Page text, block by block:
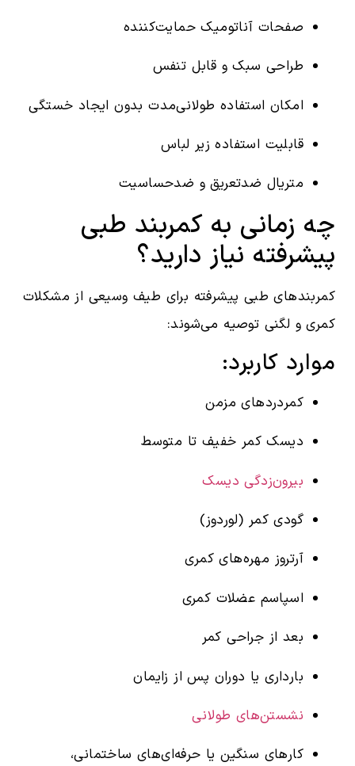
صفحات آناتومیک حمایت‌کننده
طراحی سبک و قابل تنفس
امکان استفاده طولانی‌مدت بدون ایجاد خستگی
قابلیت استفاده زیر لباس
متریال ضدتعریق و ضدحساسیت
چه زمانی به کمربند طبی
پیشرفته نیاز دارید؟
کمربندهای طبی پیشرفته برای طیف وسیعی از مشکلات
کمری و لگنی توصیه می‌شوند:
موارد کاربرد:
کمردردهای مزمن
دیسک کمر خفیف تا متوسط
بیرون‌زدگی دیسک
گودی کمر (لوردوز)
آرتروز مهره‌های کمری
اسپاسم عضلات کمری
بعد از جراحی کمر
بارداری یا دوران پس از زایمان
نشستن‌های طولانی
کارهای سنگین یا حرفه‌ای‌های ساختمانی،